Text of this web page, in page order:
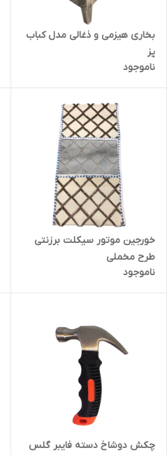
بخاری هیزمی و ذغالی مدل کباب
پز
ناموجود
خورجین موتور سیکلت برزنتی
طرح مخملی
ناموجود
چکش دوشاخ دسته فایبر گلس